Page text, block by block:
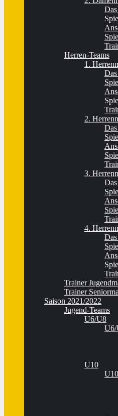
Herren-Teams
1.
2.
3.
4.
Trainer
Trainer
Saison 2021/2022
Jugend-Teams
U6/U8
U6/
U10